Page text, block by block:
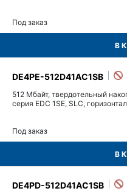
Под заказ
В
DE4PE-512D41AC1SB
512 Мбайт, твердотельный
серия EDC 1SE, SLC,
Под заказ
В
DE4PD-512D41AC1SB